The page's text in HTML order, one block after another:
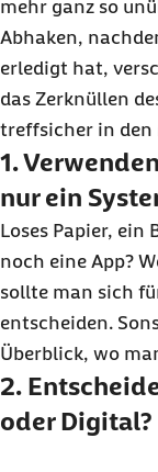
mehr ganz so
Abhaken,
erledigt hat,
das Zerknüllen
treffsicher in den
1.
nur ein
Loses Papier, ein
noch eine App?
sollte man sich
entscheiden.
Überblick, wo
2.
oder Digital?